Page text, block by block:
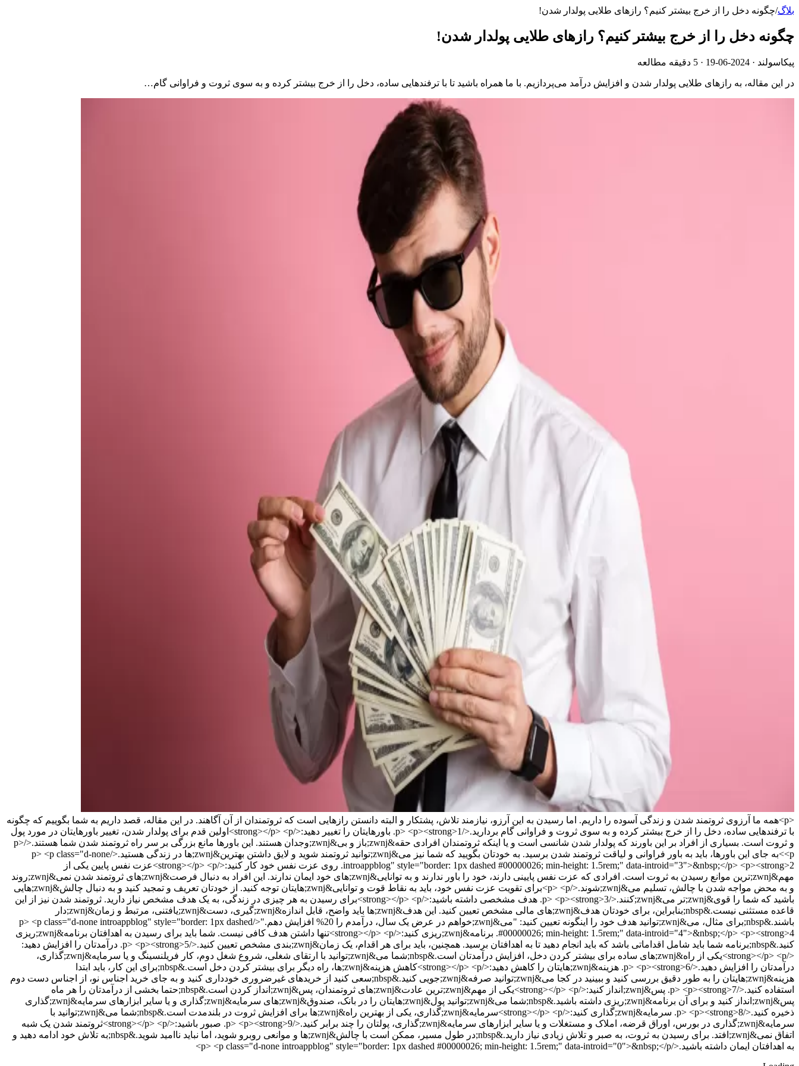
بلاگ/چگونه دخل را از خرج بیشتر کنیم؟ رازهای طلایی پولدار شدن!
چگونه دخل را از خرج بیشتر کنیم؟ رازهای طلایی پولدار شدن!
پیکاسولند · 2024-06-19 · 5 دقیقه مطالعه
در این مقاله، به رازهای طلایی پولدار شدن و افزایش درآمد می‌پردازیم. با ما همراه باشید تا با ترفندهایی ساده، دخل را از خرج بیشتر کرده و به سوی ثروت و فراوانی گام…
<p>همه ما آرزوی ثروتمند شدن و زندگی آسوده را داریم. اما رسیدن به این آرزو، نیازمند تلاش، پشتکار و البته دانستن رازهایی است که ثروتمندان از آن آگاهند. در این مقاله، قصد داریم به شما بگوییم که چگونه
با ترفندهایی ساده، دخل را از خرج بیشتر کرده و به سوی ثروت و فراوانی گام بردارید.</p> <p><strong>1. باورهایتان را تغییر دهید:</strong></p> <p>اولین قدم برای پولدار شدن، تغییر باورهایتان در مورد پول
و ثروت است. بسیاری از افراد بر این باورند که پولدار شدن شانسی است و یا اینکه ثروتمندان افرادی حقه&zwnj;باز و بی&zwnj;وجدان هستند. این باورها مانع بزرگی بر سر راه ثروتمند شدن شما هستند.</p>
<p>به جای این باورها، باید به باور فراوانی و لیاقت ثروتمند شدن برسید. به خودتان بگویید که شما نیز می&zwnj;توانید ثروتمند شوید و لایق داشتن بهترین&zwnj;ها در زندگی هستید.</p> <p class="d-none
introappblog" style="border: 1px dashed #00000026; min-height: 1.5rem;" data-introid="3">&nbsp;</p> <p><strong>2. روی عزت نفس خود کار کنید:</strong></p> <p>عزت نفس پایین یکی از
مهم&zwnj;ترین موانع رسیدن به ثروت است. افرادی که عزت نفس پایینی دارند، خود را باور ندارند و به توانایی&zwnj;های خود ایمان ندارند. این افراد به دنبال فرصت&zwnj;های ثروتمند شدن نمی&zwnj;روند
و به محض مواجه شدن با چالش، تسلیم می&zwnj;شوند.</p> <p>برای تقویت عزت نفس خود، باید به نقاط قوت و توانایی&zwnj;هایتان توجه کنید. از خودتان تعریف و تمجید کنید و به دنبال چالش&zwnj;هایی
باشید که شما را قوی&zwnj;تر می&zwnj;کنند.</p> <p><strong>3. هدف مشخصی داشته باشید:</strong></p> <p>برای رسیدن به هر چیزی در زندگی، به یک هدف مشخص نیاز دارید. ثروتمند شدن نیز از این
قاعده مستثنی نیست.&nbsp;بنابراین، برای خودتان هدف&zwnj;های مالی مشخص تعیین کنید. این هدف&zwnj;ها باید واضح، قابل اندازه&zwnj;گیری، دست&zwnj;یافتنی، مرتبط و زمان&zwnj;دار
باشند.&nbsp;برای مثال، می&zwnj;توانید هدف خود را اینگونه تعیین کنید: "می&zwnj;خواهم در عرض یک سال، درآمدم را 20% افزایش دهم."</p> <p class="d-none introappblog" style="border: 1px dashed
#00000026; min-height: 1.5rem;" data-introid="4">&nbsp;</p> <p><strong>4. برنامه&zwnj;ریزی کنید:</strong></p> <p>تنها داشتن هدف کافی نیست. شما باید برای رسیدن به اهدافتان برنامه&zwnj;ریزی
کنید.&nbsp;برنامه شما باید شامل اقداماتی باشد که باید انجام دهید تا به اهدافتان برسید. همچنین، باید برای هر اقدام، یک زمان&zwnj;بندی مشخص تعیین کنید.</p> <p><strong>5. درآمدتان را افزایش دهید:
</strong></p> <p>یکی از راه&zwnj;های ساده برای بیشتر کردن دخل، افزایش درآمدتان است.&nbsp;شما می&zwnj;توانید با ارتقای شغلی، شروع شغل دوم، کار فریلنسینگ و یا سرمایه&zwnj;گذاری،
درآمدتان را افزایش دهید.</p> <p><strong>6. هزینه&zwnj;هایتان را کاهش دهید:</strong></p> <p>کاهش هزینه&zwnj;ها، راه دیگر برای بیشتر کردن دخل است.&nbsp;برای این کار، باید ابتدا
هزینه&zwnj;هایتان را به طور دقیق بررسی کنید و ببینید در کجا می&zwnj;توانید صرفه&zwnj;جویی کنید.&nbsp;سعی کنید از خریدهای غیرضروری خودداری کنید و به جای خرید اجناس نو، از اجناس دست دوم
استفاده کنید.</p> <p><strong>7. پس&zwnj;انداز کنید:</strong></p> <p>یکی از مهم&zwnj;ترین عادت&zwnj;های ثروتمندان، پس&zwnj;انداز کردن است.&nbsp;حتما بخشی از درآمدتان را هر ماه
پس&zwnj;انداز کنید و برای آن برنامه&zwnj;ریزی داشته باشید.&nbsp;شما می&zwnj;توانید پول&zwnj;هایتان را در بانک، صندوق&zwnj;های سرمایه&zwnj;گذاری و یا سایر ابزارهای سرمایه&zwnj;گذاری
ذخیره کنید.</p> <p><strong>8. سرمایه&zwnj;گذاری کنید:</strong></p> <p>سرمایه&zwnj;گذاری، یکی از بهترین راه&zwnj;ها برای افزایش ثروت در بلندمدت است.&nbsp;شما می&zwnj;توانید با
سرمایه&zwnj;گذاری در بورس، اوراق قرضه، املاک و مستغلات و یا سایر ابزارهای سرمایه&zwnj;گذاری، پولتان را چند برابر کنید.</p> <p><strong>9. صبور باشید:</strong></p> <p>ثروتمند شدن یک شبه
اتفاق نمی&zwnj;افتد. برای رسیدن به ثروت، به صبر و تلاش زیادی نیاز دارید.&nbsp;در طول مسیر، ممکن است با چالش&zwnj;ها و موانعی روبرو شوید، اما نباید ناامید شوید.&nbsp;به تلاش خود ادامه دهید و
به اهدافتان ایمان داشته باشید.</p> <p class="d-none introappblog" style="border: 1px dashed #00000026; min-height: 1.5rem;" data-introid="0">&nbsp;</p>